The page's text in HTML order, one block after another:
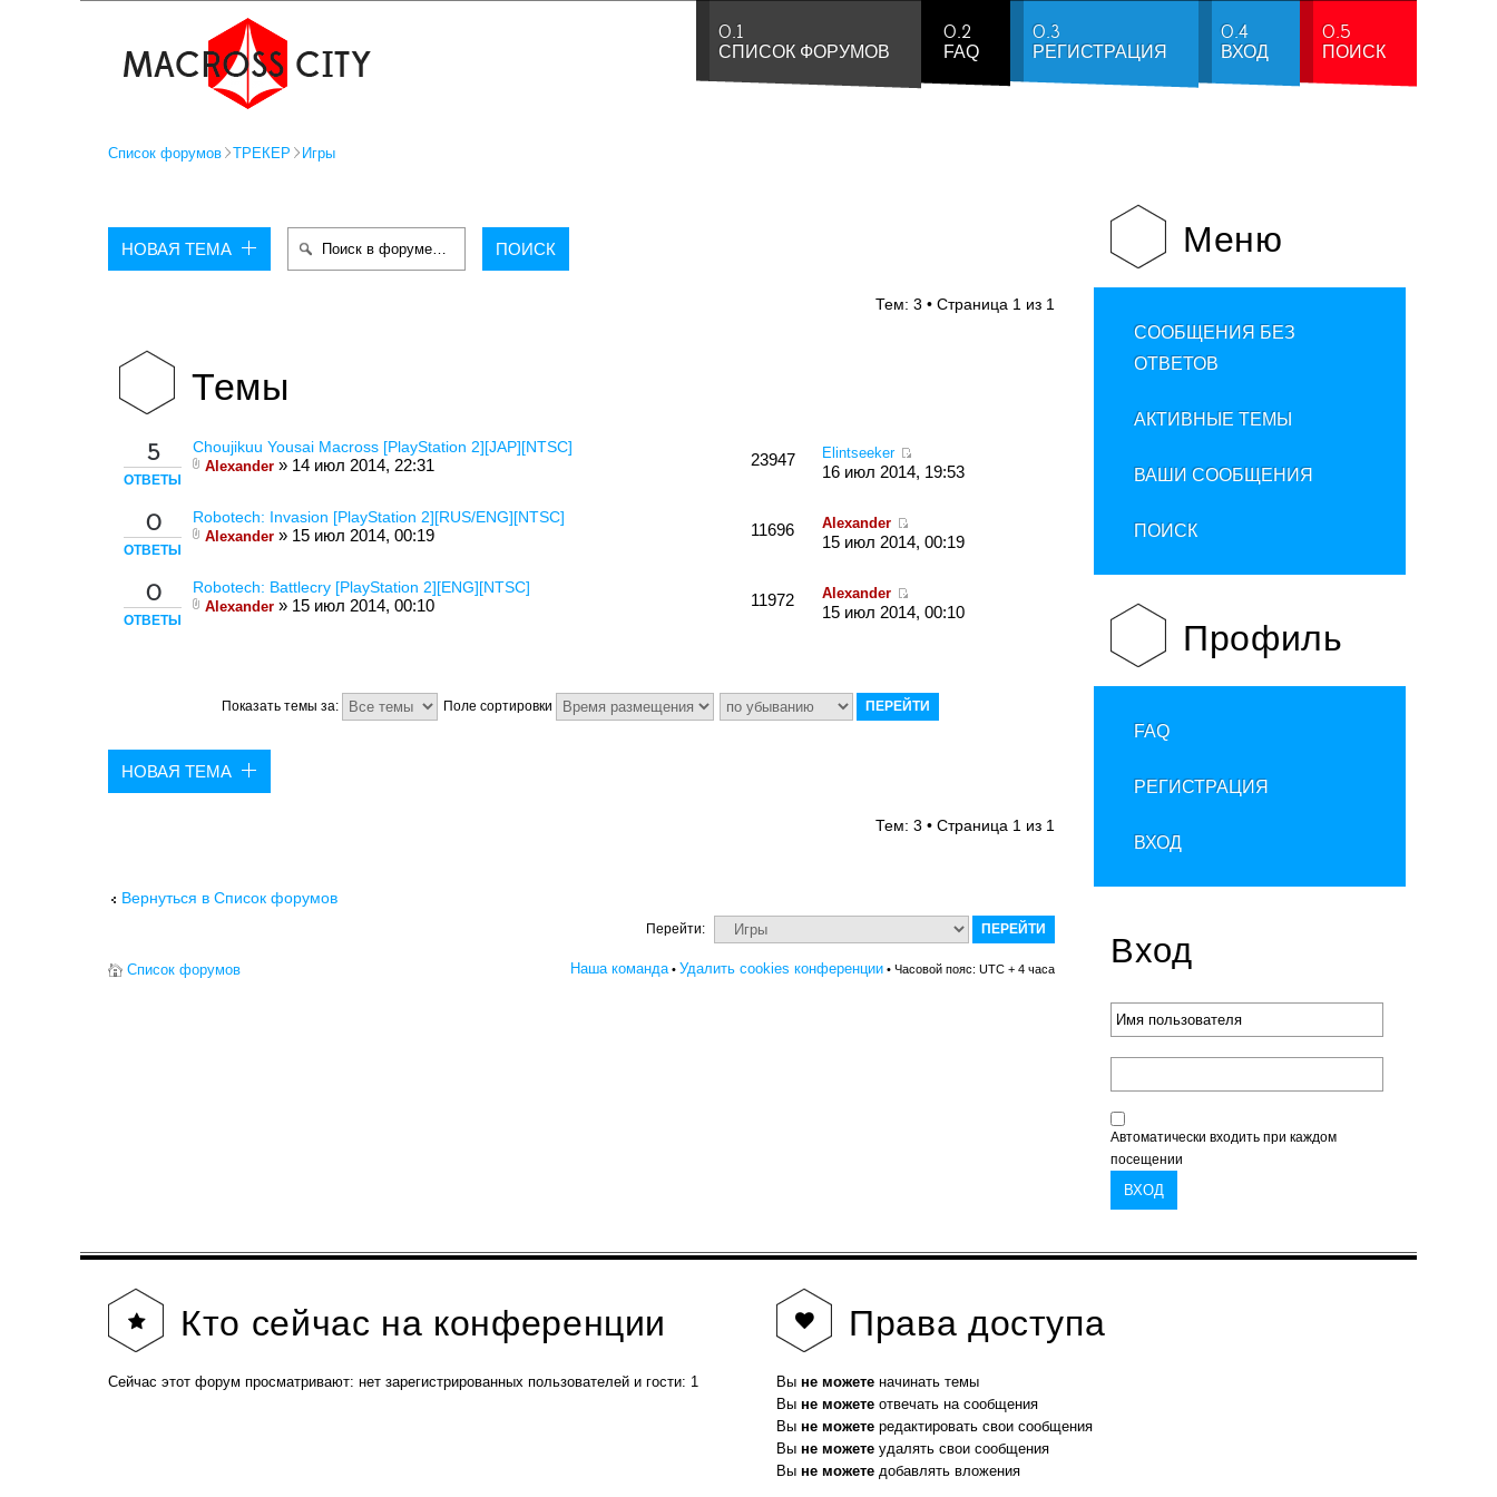
0.1
СПИСОК ФОРУМОВ
0.2
FAQ
0.3
РЕГИСТРАЦИЯ
0.4
ВХОД
0.5
ПОИСК
Список форумов ТРЕКЕР Игры
НОВАЯ ТЕМА
Тем: 3 • Страница 1 из 1
Темы
5
ОТВЕТЫ
Choujikuu Yousai Macross [PlayStation 2][JAP][NTSC]
Alexander » 14 июл 2014, 22:31 23947 Elintseeker
16 июл 2014, 19:53
0
ОТВЕТЫ
Robotech: Invasion [PlayStation 2][RUS/ENG][NTSC]
Alexander » 15 июл 2014, 00:19 11696 Alexander
15 июл 2014, 00:19
0
ОТВЕТЫ
Robotech: Battlecry [PlayStation 2][ENG][NTSC]
Alexander » 15 июл 2014, 00:10 11972 Alexander
15 июл 2014, 00:10
Показать темы за: Поле сортировки
НОВАЯ ТЕМА
Тем: 3 • Страница 1 из 1
Вернуться в Список форумов
Перейти:
Список форумов Наша команда• Удалить cookies конференции • Часовой пояс: UTC + 4 часа
Меню
СООБЩЕНИЯ БЕЗ
ОТВЕТОВ
АКТИВНЫЕ ТЕМЫ
ВАШИ СООБЩЕНИЯ
ПОИСК
Профиль
FAQ
РЕГИСТРАЦИЯ
ВХОД
Вход
Автоматически входить при каждом
посещении
Кто сейчас на конференции
Сейчас этот форум просматривают: нет зарегистрированных пользователей и гости: 1
Права доступа
Вы не можете начинать темы
Вы не можете отвечать на сообщения
Вы не можете редактировать свои сообщения
Вы не можете удалять свои сообщения
Вы не можете добавлять вложения